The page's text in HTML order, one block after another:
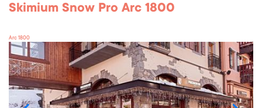
Skimium Snow Pro Arc 1800
Arc 1800